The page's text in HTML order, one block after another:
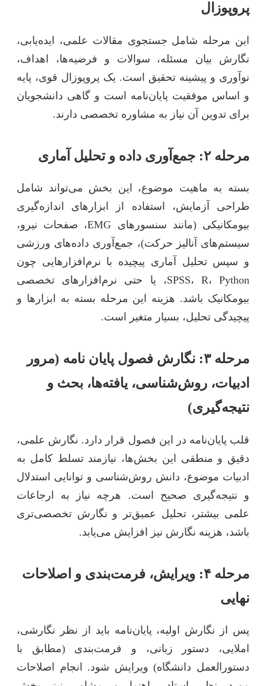
پروپوزال
این مرحله شامل جستجوی مقالات علمی، ایده‌یابی،
نگارش بیان مسئله، سوالات و فرضیه‌ها، اهداف،
نوآوری و پیشینه تحقیق است. یک پروپوزال قوی، پایه
و اساس موفقیت پایان‌نامه است و گاهی دانشجویان
برای تدوین آن نیاز به مشاوره تخصصی دارند.
مرحله ۲: جمع‌آوری داده و تحلیل آماری
بسته به ماهیت موضوع، این بخش می‌تواند شامل
طراحی آزمایش، استفاده از ابزارهای اندازه‌گیری
بیومکانیکی (مانند سنسورهای EMG، صفحات نیرو،
سیستم‌های آنالیز حرکت)، جمع‌آوری داده‌های ورزشی
و سپس تحلیل آماری پیچیده با نرم‌افزارهایی چون
SPSS، R، Python، یا حتی نرم‌افزارهای تخصصی
بیومکانیک باشد. هزینه این مرحله بسته به ابزارها و
پیچیدگی تحلیل، بسیار متغیر است.
مرحله ۳: نگارش فصول پایان نامه (مرور
ادبیات، روش‌شناسی، یافته‌ها، بحث و
نتیجه‌گیری)
قلب پایان‌نامه در این فصول قرار دارد. نگارش علمی،
دقیق و منطقی این بخش‌ها، نیازمند تسلط کامل به
ادبیات موضوع، دانش روش‌شناسی و توانایی استدلال
و نتیجه‌گیری صحیح است. هرچه نیاز به ارجاعات
علمی بیشتر، تحلیل عمیق‌تر و نگارش تخصصی‌تری
باشد، هزینه نگارش نیز افزایش می‌یابد.
مرحله ۴: ویرایش، فرمت‌بندی و اصلاحات
نهایی
پس از نگارش اولیه، پایان‌نامه باید از نظر نگارشی،
املایی، دستور زبانی، و فرمت‌بندی (مطابق با
دستورالعمل دانشگاه) ویرایش شود. انجام اصلاحات